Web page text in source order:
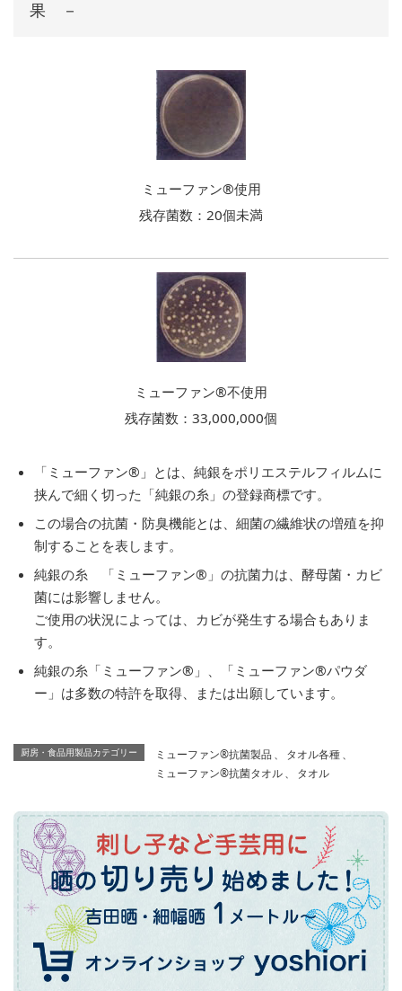
果 －
ミューファン®使用
残存菌数：20個未満
ミューファン®不使用
残存菌数：33,000,000個
「ミューファン®」とは、純銀をポリエステルフィルムに
挟んで細く切った「純銀の糸」の登録商標です。
この場合の抗菌・防臭機能とは、細菌の繊維状の増殖を抑
制することを表します。
純銀の糸 「ミューファン®」の抗菌力は、酵母菌・カビ
菌には影響しません。
ご使用の状況によっては、カビが発生する場合もありま
す。
純銀の糸「ミューファン®」、「ミューファン®パウダ
ー」は多数の特許を取得、または出願しています。
厨房・食品用製品カテゴリー ミューファン®抗菌製品 、 タオル各種、
ミューファン®抗菌タオル、 タオル